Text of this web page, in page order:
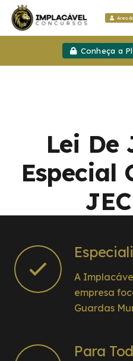
Área
Conheça a
Lei De
Especial
A
empresa
Guardas
Para